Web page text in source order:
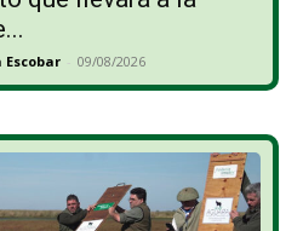
- 09/08/2026